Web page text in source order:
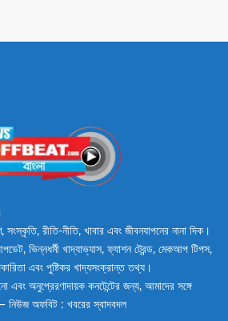
রীতি-নীতি, খাবার এবং জীবনযাপনের নানা দিক।
ভিন্নধর্মী খাদ্যাভ্যাস, ফ্যাশন ট্রেন্ড, মেকআপ টিপস,
এবং পুষ্টিকর খাদ্যসংক্রান্ত তথ্য।
অনুপ্রেরণাদায়ক কনটেন্টের জন্য, আমাদের সঙ্গে
নিউজ অফবিট : খবরের স্বাদবদল